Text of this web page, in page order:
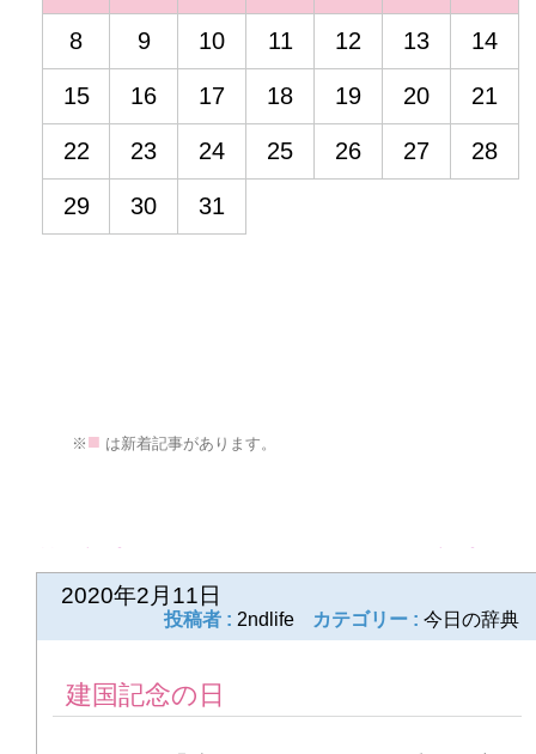
8 9 10 11 12 13 14
15 16 17 18 19 20 21
22 23 24 25 26 27 28
29 30 31
※ ■ は新着記事があります。
2020年2月11日
投稿者 : 2ndlife カテゴリー : 今日の辞典
建国記念の日